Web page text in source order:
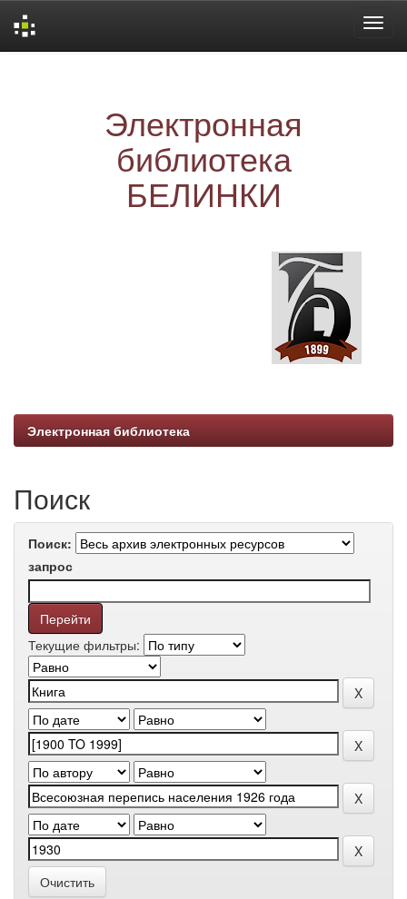
Электронная
библиотека
БЕЛИНКИ
Электронная библиотека
Поиск
Поиск:
запрос
Текущие фильтры:
Очистить